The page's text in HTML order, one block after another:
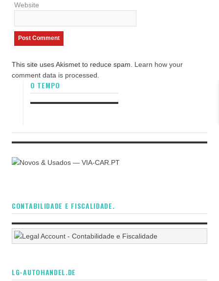
Website
This site uses Akismet to reduce spam. Learn how your
comment data is processed.
O TEMPO
CONTABILIDADE E FISCALIDADE.
LG-AUTOHANDEL.DE